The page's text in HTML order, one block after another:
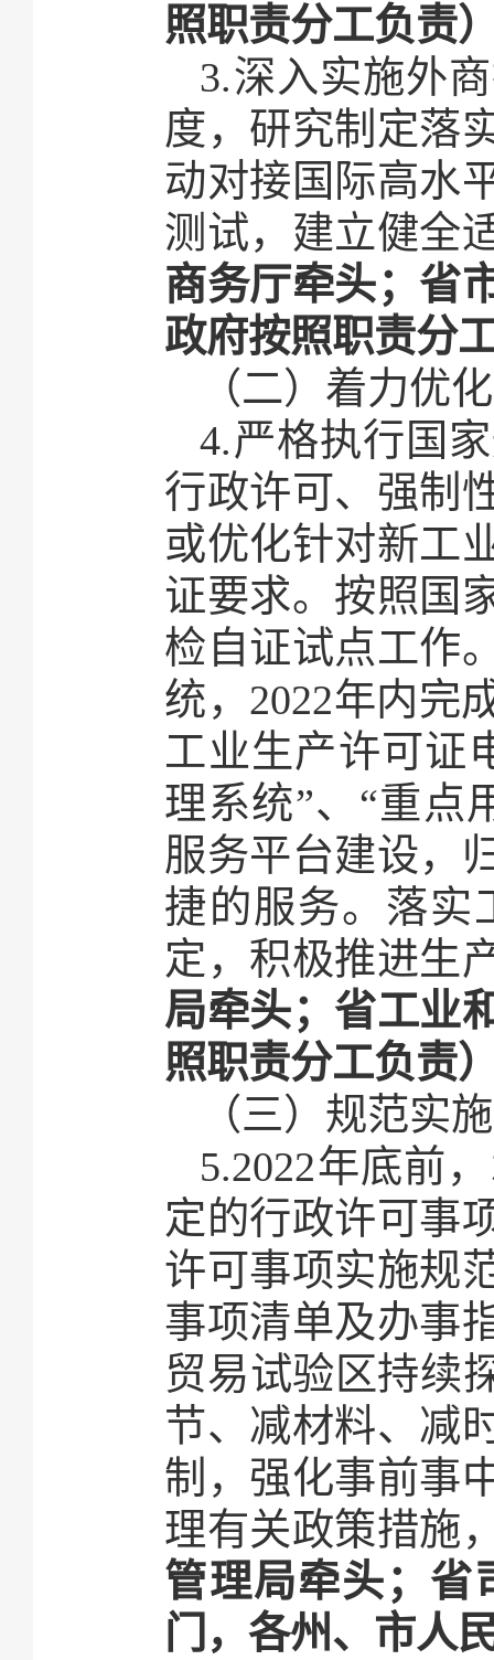
照职责分工负责
3.深入实施外
度，研究制定落
动对接国际高水
测试，建立健全
商务厅牵头；省
政府按照职责分
（二）着力优
4.严格执行国
行政许可、强制
或优化针对新工
证要求。按照国
检自证试点工作
统，2022年内完
工业生产许可证
理系统”、“重点
服务平台建设，
捷的服务。落实
定，积极推进生
局牵头；省工业
照职责分工负责
（三）规范实
5.2022年底前
定的行政许可事
许可事项实施规
事项清单及办事
贸易试验区持续
节、减材料、减
制，强化事前事
理有关政策措施
管理局牵头；省
门，各州、市人